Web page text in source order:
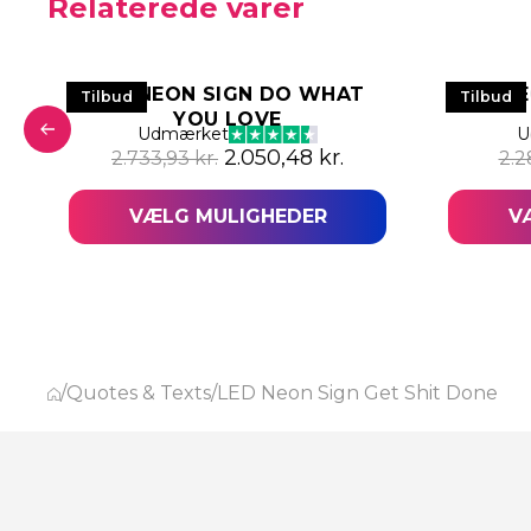
Relaterede varer
var: 3.912,55 kr..
aktuelle pris er: 2.934,43 kr..
Tilbud
LED NEON SIGN DO WHAT
YOU LOVE
Udmærket
2.733,93kr. Den oprindelige pris var:
2.050,48 kr. Den aktuelle pris
VÆLG MULIGHEDER
Tilbud
LED
/Quotes & Texts/LED Neon Sign Get Shit Done